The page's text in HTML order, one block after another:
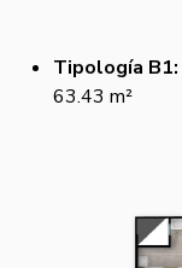
Tipología B1:
63.43 m²